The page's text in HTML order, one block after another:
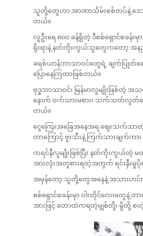
သူတို့တွေဟာ အာဏာသိမ်းစစ်တပ်နဲ့ ဒေ
တယ်။
လူဦးရေ ၈၀၀ ခန့်ရှိတဲ့ ဒီစစ်ရှောင်စခန်းမှ
ရိုးရာနဲ့ နတ်ကိုးကွယ်သူတွေကတော့ အန
ခရစ်ယာန်ဘာသာဝင်တွေရဲ့ ချက်ပြုတ်ရ
ပြောနေကြတာဖြစ်တယ်။
ဗုဒ္ဓဘာသာဝင်၊ မြန်မာလူမျိုးဖြစ်တဲ့
နောက် ဝက်သားမစား၊ သက်သတ်လွတ်
တယ်။
ငွေကြေးအခြေအနေအရ ဈေးသက်သ
တာကြောင့် ဗူးသီးနဲ့ ကြက်သားချက်က
ကရင်နီလူမျိုးဖြစ်ပြီး နတ်ကိုးကွယ်တဲ့
အားလုံးအတူစားရတဲ့အတွက် ရင်းနှီး
အမှန်တော့ သူတို့တွေအနေနဲ့ အသားဟင်း
စစ်ရှောင်စခန်းမှာ ဝါးတိုင်လေးတွေနဲ့
အားဖြင့် တောထဲကရတဲ့မျှစ်တို့၊ မှိုတို့